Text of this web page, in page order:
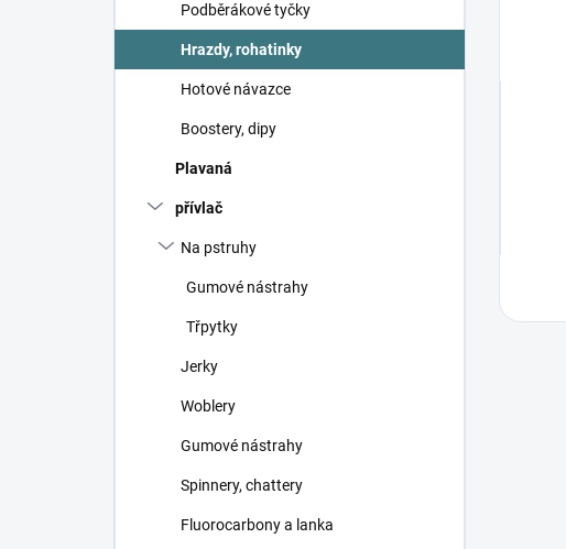
Podběrákové tyčky
Hrazdy, rohatinky
Hotové návazce
Boostery, dipy
Plavaná
přívlač
Na pstruhy
Gumové nástrahy
Třpytky
Jerky
Woblery
Gumové nástrahy
Spinnery, chattery
Fluorocarbony a lanka